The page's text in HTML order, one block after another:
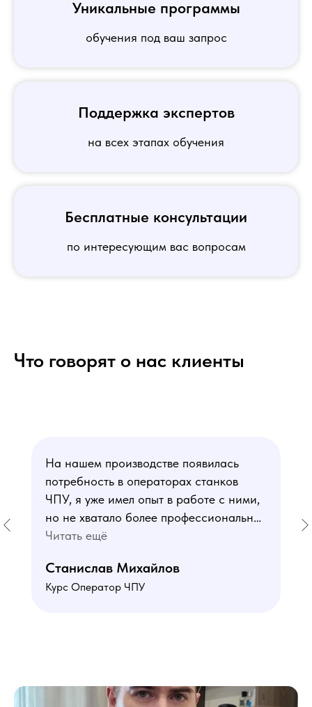
Уникальные программы
обучения под ваш запрос
Поддержка экспертов
на всех этапах обучения
Бесплатные консультации
по интересующим вас вопросам
Что говорят о нас клиенты
На нашем производстве появилась
потребность в операторах станков
ЧПУ, я уже имел опыт в работе с ними,
но не хватало более профессиональных
знаний. В курсе мне понравился блок
и программированию - это как раз то,
чего мне не хватало. Преподаватели
доволен, в работе всё пригодилось!
Читать ещё
Станислав Михайлов
Курс Оператор ЧПУ